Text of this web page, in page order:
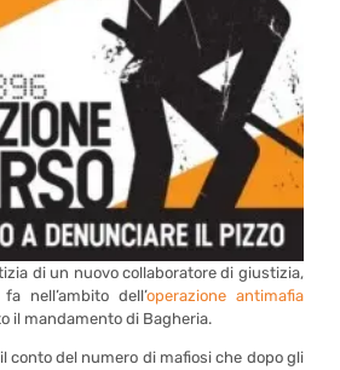
di un nuovo collaboratore di giustizia,
nell’ambito dell’operazione antimafia
il mandamento di Bagheria.
conto del numero di mafiosi che dopo gli